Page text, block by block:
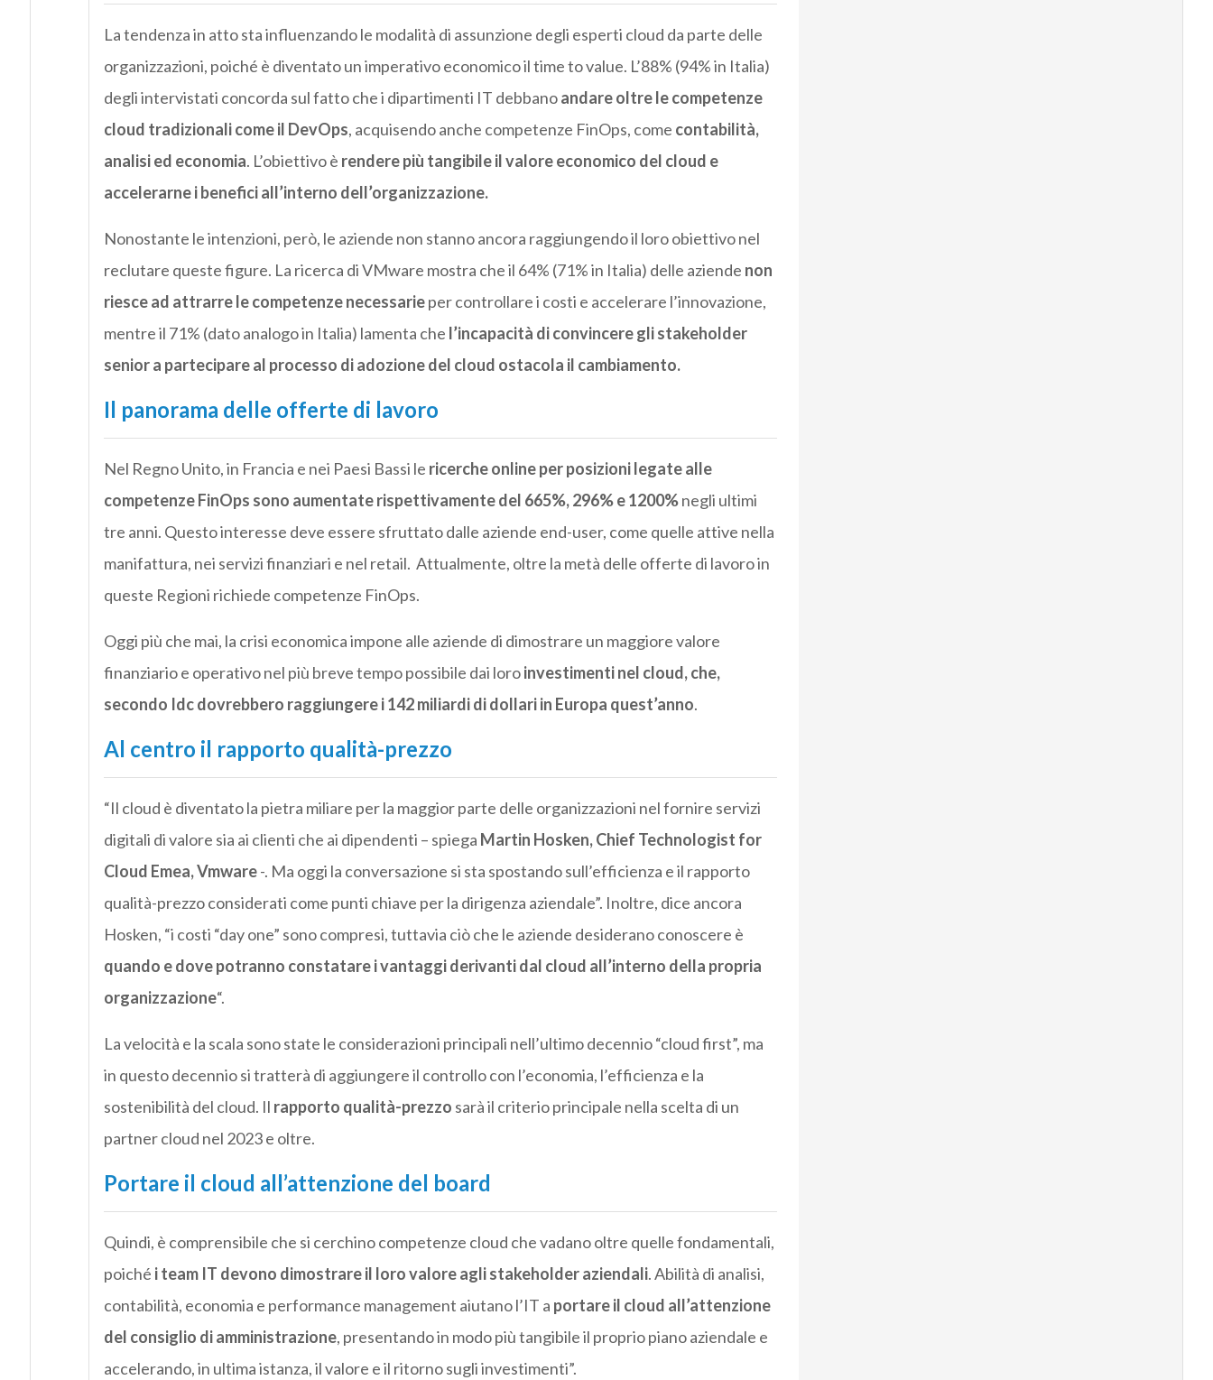
La tendenza in atto sta influenzando le modalità di assunzione degli esperti cloud da parte delle
organizzazioni, poiché è diventato un imperativo economico il time to value. L’88% (94% in Italia)
degli intervistati concorda sul fatto che i dipartimenti IT debbanoandare oltre le competenze
cloud tradizionali come il DevOps, acquisendo anche competenze FinOps, come contabilità,
analisi ed economia. L’obiettivo è rendere più tangibile il valore economico del cloud e
accelerarne i benefici all’interno dell’organizzazione.
Nonostante le intenzioni, però, le aziende non stanno ancora raggiungendo il loro obiettivo nel
reclutare queste figure. La ricerca di VMware mostra che il 64% (71% in Italia) delle aziende non
riesce ad attrarre le competenze necessarieper controllare i costi e accelerare l’innovazione,
mentre il 71% (dato analogo in Italia) lamenta che l’incapacità di convincere gli stakeholder
senior a partecipare al processo di adozione del cloud ostacola il cambiamento.
Il panorama delle offerte di lavoro
Nel Regno Unito, in Francia e nei Paesi Bassi le ricerche online per posizioni legate alle
competenze FinOps sono aumentate rispettivamente del 665%, 296% e 1200%negli ultimi
tre anni. Questo interesse deve essere sfruttato dalle aziende end-user, come quelle attive nella
manifattura, nei servizi finanziari e nel retail. Attualmente, oltre la metà delle offerte di lavoro in
queste Regioni richiede competenze FinOps.
Oggi più che mai, la crisi economica impone alle aziende di dimostrare un maggiore valore
finanziario e operativo nel più breve tempo possibile dai loroinvestimenti nel cloud, che,
secondo Idc dovrebbero raggiungere i 142 miliardi di dollari in Europa quest’anno.
Al centro il rapporto qualità-prezzo
“Il cloud è diventato la pietra miliare per la maggior parte delle organizzazioni nel fornire servizi
digitali di valore sia ai clienti che ai dipendenti – spiega Martin Hosken, Chief Technologist for
Cloud Emea, Vmware-. Ma oggi la conversazione si sta spostando sull’efficienza e il rapporto
qualità-prezzo considerati come punti chiave per la dirigenza aziendale”. Inoltre, dice ancora
Hosken, “i costi “day one” sono compresi, tuttavia ciò che le aziende desiderano conoscere è
quando e dove potranno constatare i vantaggi derivanti dal cloud all’interno della propria
organizzazione“.
La velocità e la scala sono state le considerazioni principali nell’ultimo decennio “cloud first”, ma
in questo decennio si tratterà di aggiungere il controllo con l’economia, l’efficienza e la
sostenibilità del cloud. Il rapporto qualità-prezzo sarà il criterio principale nella scelta di un
partner cloud nel 2023 e oltre.
Portare il cloud all’attenzione del board
Quindi, è comprensibile che si cerchino competenze cloud che vadano oltre quelle fondamentali,
poiché i team IT devono dimostrare il loro valore agli stakeholder aziendali. Abilità di analisi,
contabilità, economia e performance management aiutano l’IT a portare il cloud all’attenzione
del consiglio di amministrazione, presentando in modo più tangibile il proprio piano aziendale e
accelerando, in ultima istanza, il valore e il ritorno sugli investimenti”.